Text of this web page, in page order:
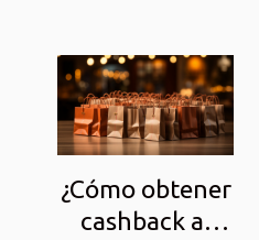
¿Cómo obtener
cashback al